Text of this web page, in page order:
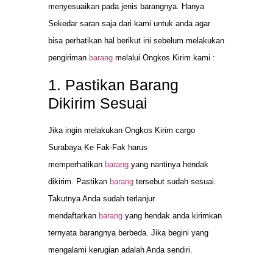
menyesuaikan pada jenis barangnya. Hanya
Sekedar saran saja dari kami untuk anda agar
bisa perhatikan hal berikut ini sebelum melakukan
pengiriman barang melalui Ongkos Kirim kami :
1. Pastikan Barang
Dikirim Sesuai
Jika ingin melakukan Ongkos Kirim cargo
Surabaya Ke Fak-Fak harus
memperhatikan barang yang nantinya hendak
dikirim. Pastikan barang tersebut sudah sesuai.
Takutnya Anda sudah terlanjur
mendaftarkan barang yang hendak anda kirimkan
ternyata barangnya berbeda. Jika begini yang
mengalami kerugian adalah Anda sendiri.